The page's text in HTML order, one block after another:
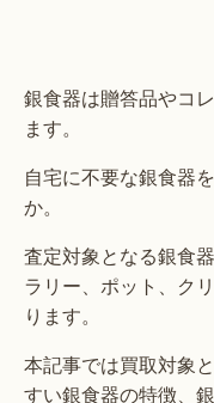
銀食器は贈答品やコ
ます。
自宅に不要な銀食器
か。
査定対象となる銀食
ラリー、ポット、ク
ります。
本記事では買取対象
すい銀食器の特徴、